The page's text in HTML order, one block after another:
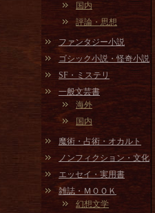
国内
評論・思想
ファンタジー小説
ゴシック小説・怪奇小説
SF・ミステリ
一般文芸書
海外
国内
魔術・占術・オカルト
ノンフィクション・文化
エッセイ・実用書
雑誌・ＭＯＯＫ
幻想文学